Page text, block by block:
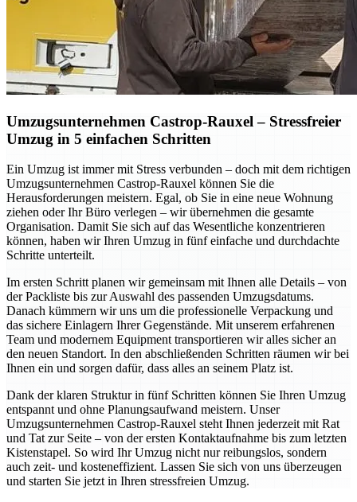
Umzugsunternehmen Castrop-Rauxel – Stressfreier
Umzug in 5 einfachen Schritten
Ein Umzug ist immer mit Stress verbunden – doch mit dem richtigen
Umzugsunternehmen Castrop-Rauxel können Sie die
Herausforderungen meistern. Egal, ob Sie in eine neue Wohnung
ziehen oder Ihr Büro verlegen – wir übernehmen die gesamte
Organisation. Damit Sie sich auf das Wesentliche konzentrieren
können, haben wir Ihren Umzug in fünf einfache und durchdachte
Schritte unterteilt.
Im ersten Schritt planen wir gemeinsam mit Ihnen alle Details – von
der Packliste bis zur Auswahl des passenden Umzugsdatums.
Danach kümmern wir uns um die professionelle Verpackung und
das sichere Einlagern Ihrer Gegenstände. Mit unserem erfahrenen
Team und modernem Equipment transportieren wir alles sicher an
den neuen Standort. In den abschließenden Schritten räumen wir bei
Ihnen ein und sorgen dafür, dass alles an seinem Platz ist.
Dank der klaren Struktur in fünf Schritten können Sie Ihren Umzug
entspannt und ohne Planungsaufwand meistern. Unser
Umzugsunternehmen Castrop-Rauxel steht Ihnen jederzeit mit Rat
und Tat zur Seite – von der ersten Kontaktaufnahme bis zum letzten
Kistenstapel. So wird Ihr Umzug nicht nur reibungslos, sondern
auch zeit- und kosteneffizient. Lassen Sie sich von uns überzeugen
und starten Sie jetzt in Ihren stressfreien Umzug.